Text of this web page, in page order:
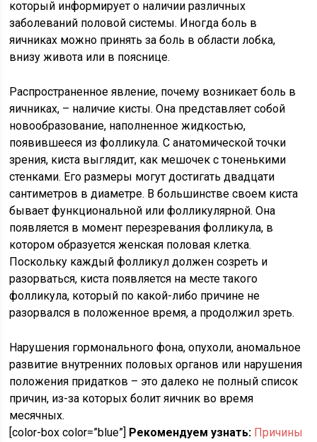
который информирует о наличии различных
заболеваний половой системы. Иногда боль в
яичниках можно принять за боль в области лобка,
внизу живота или в пояснице.
Распространенное явление, почему возникает боль в
яичниках, – наличие кисты. Она представляет собой
новообразование, наполненное жидкостью,
появившееся из фолликула. С анатомической точки
зрения, киста выглядит, как мешочек с тоненькими
стенками. Его размеры могут достигать двадцати
сантиметров в диаметре. В большинстве своем киста
бывает функциональной или фолликулярной. Она
появляется в момент перезревания фолликула, в
котором образуется женская половая клетка.
Поскольку каждый фолликул должен созреть и
разорваться, киста появляется на месте такого
фолликула, который по какой-либо причине не
разорвался в положенное время, а продолжил зреть.
Нарушения гормонального фона, опухоли, аномальное
развитие внутренних половых органов или нарушения
положения придатков – это далеко не полный список
причин, из-за которых болит яичник во время
месячных.
[color-box color=”blue”] Рекомендуем узнать: Причины